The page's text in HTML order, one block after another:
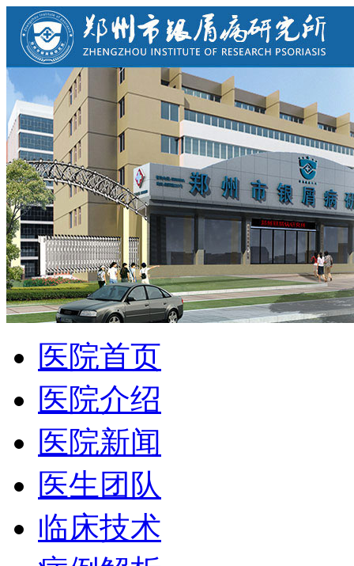
医院首页
医院介绍
医院新闻
医生团队
临床技术